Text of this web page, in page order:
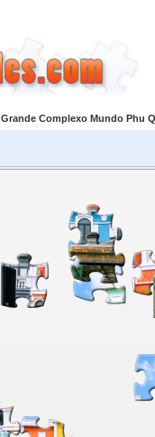
Grande Complexo Mundo Phu